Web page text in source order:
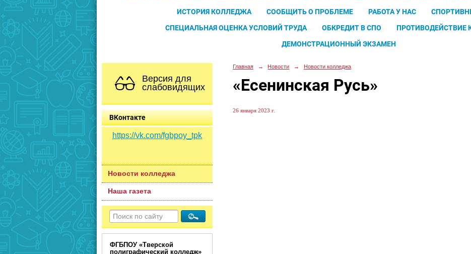
ИСТОРИЯ КОЛЛЕДЖА
СООБЩИТЬ О ПРОБЛЕМЕ РАБОТА У НАС
СПЕЦИАЛЬНАЯ ОЦЕНКА УСЛОВИЙ ТРУДА
ОБКРЕДИТ В СПО
ПРОТИВОДЕЙСТВИЕ
ДЕМОНСТРАЦИОННЫЙ ЭКЗАМЕН
Версия для
слабовидящих
ВКонтакте
https://vk.com/fgbpoy_tpk
Новости колледжа
Наша газета
ФГБПОУ «Тверской
полиграфический колледж»
Главная → Новости → Новости колледжа
«Есенинская Русь»
26 января 2023 г.